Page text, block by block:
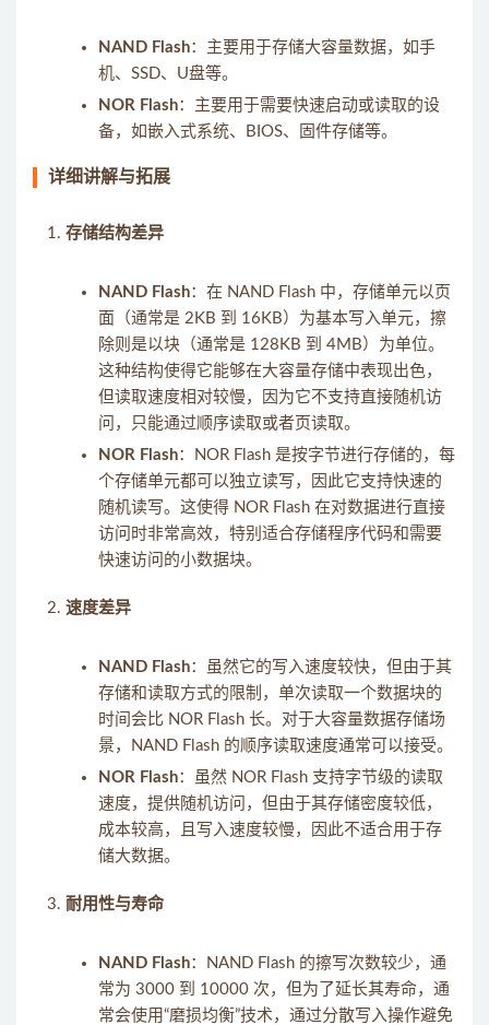
NAND Flash：主要用于存储大容量数据，如手
机、SSD、U盘等。
NOR Flash：主要用于需要快速启动或读取的设
备，如嵌入式系统、BIOS、固件存储等。
详细讲解与拓展
存储结构差异
NAND Flash：在 NAND Flash 中，存储单元以页
面（通常是 2KB 到 16KB）为基本写入单元，擦
除则是以块（通常是 128KB 到 4MB）为单位。
这种结构使得它能够在大容量存储中表现出色，
但读取速度相对较慢，因为它不支持直接随机访
问，只能通过顺序读取或者页读取。
NOR Flash：NOR Flash 是按字节进行存储的，每
个存储单元都可以独立读写，因此它支持快速的
随机读写。这使得 NOR Flash 在对数据进行直接
访问时非常高效，特别适合存储程序代码和需要
快速访问的小数据块。
速度差异
NAND Flash：虽然它的写入速度较快，但由于其
存储和读取方式的限制，单次读取一个数据块的
时间会比 NOR Flash 长。对于大容量数据存储场
景，NAND Flash 的顺序读取速度通常可以接受。
NOR Flash：虽然 NOR Flash 支持字节级的读取
速度，提供随机访问，但由于其存储密度较低，
成本较高，且写入速度较慢，因此不适合用于存
储大数据。
耐用性与寿命
NAND Flash：NAND Flash 的擦写次数较少，通
常为 3000 到 10000 次，但为了延长其寿命，通
常会使用“磨损均衡”技术，通过分散写入操作避免